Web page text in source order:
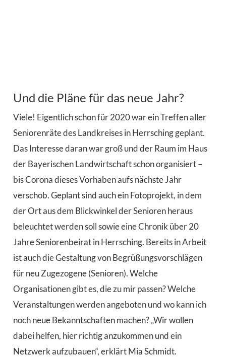
Und die Pläne für das neue Jahr?
Viele! Eigentlich schon für 2020 war ein Treffen aller
Seniorenräte des Landkreises in Herrsching geplant.
Das Interesse daran war groß und der Raum im Haus
der Bayerischen Landwirtschaft schon organisiert –
bis Corona dieses Vorhaben aufs nächste Jahr
verschob. Geplant sind auch ein Fotoprojekt, in dem
der Ort aus dem Blickwinkel der Senioren heraus
beleuchtet werden soll sowie eine Chronik über 20
Jahre Seniorenbeirat in Herrsching. Bereits in Arbeit
ist auch die Gestaltung von Begrüßungsvorschlägen
für neu Zugezogene (Senioren). Welche
Organisationen gibt es, die zu mir passen? Welche
Veranstaltungen werden angeboten und wo kann ich
noch neue Bekanntschaften machen? „Wir wollen
dabei helfen, hier richtig anzukommen und ein
Netzwerk aufzubauen“, erklärt Mia Schmidt.